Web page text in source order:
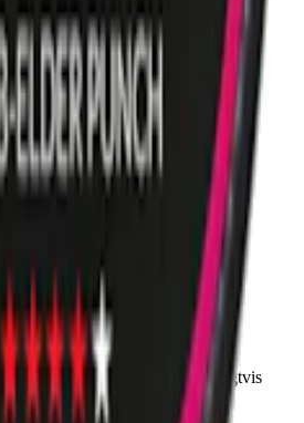
4
08:00 - 18:00 Vi svarar vanligtvis